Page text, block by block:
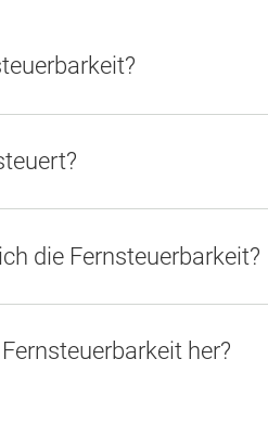
die Fernsteuerbarkeit?
her?